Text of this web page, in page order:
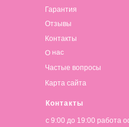
Контакты
Гарантия
Отзывы
Контакты
О нас
Частые вопросы
Карта сайта
с 9:00 до 19:00 работа